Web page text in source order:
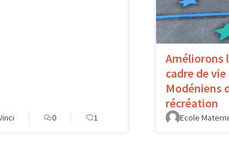
0 1
Améliorons
cadre de
Modéniens
récréation
Ecole